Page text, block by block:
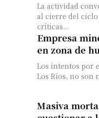
La actividad
al cierre del
críticas...
Empresa
en zona de
Los intentos por
Los Ríos, no son
Masiva